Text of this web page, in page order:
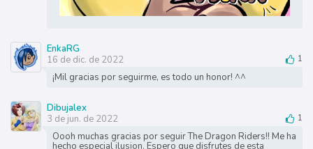
EnkaRG
16 de dic. de 2022
1
¡Mil gracias por seguirme, es todo un honor! ^^
Dibujalex
3 de jun. de 2022
1
Oooh muchas gracias por seguir The Dragon Riders!! Me ha
hecho especial ilusion. Espero que disfrutes de esta